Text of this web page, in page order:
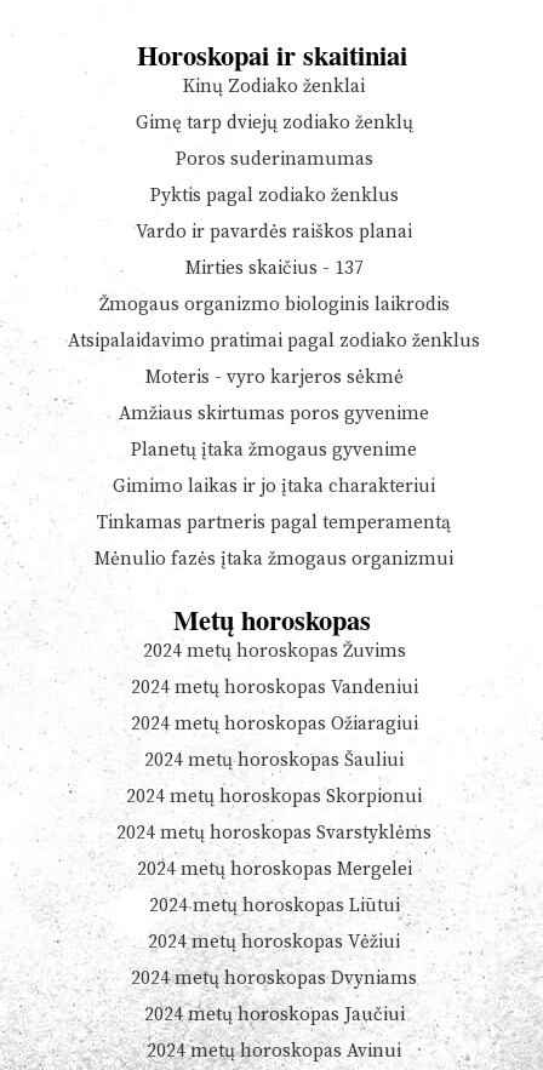
Horoskopai ir skaitiniai
Kinų Zodiako ženklai
Gimę tarp dviejų zodiako ženklų
Poros suderinamumas
Pyktis pagal zodiako ženklus
Vardo ir pavardės raiškos planai
Mirties skaičius - 137
Žmogaus organizmo biologinis laikrodis
Atsipalaidavimo pratimai pagal zodiako ženklus
Moteris - vyro karjeros sėkmė
Amžiaus skirtumas poros gyvenime
Planetų įtaka žmogaus gyvenime
Gimimo laikas ir jo įtaka charakteriui
Tinkamas partneris pagal temperamentą
Mėnulio fazės įtaka žmogaus organizmui
Metų horoskopas
2024 metų horoskopas Žuvims
2024 metų horoskopas Vandeniui
2024 metų horoskopas Ožiaragiui
2024 metų horoskopas Šauliui
2024 metų horoskopas Skorpionui
2024 metų horoskopas Svarstyklėms
2024 metų horoskopas Mergelei
2024 metų horoskopas Liūtui
2024 metų horoskopas Vėžiui
2024 metų horoskopas Dvyniams
2024 metų horoskopas Jaučiui
2024 metų horoskopas Avinui